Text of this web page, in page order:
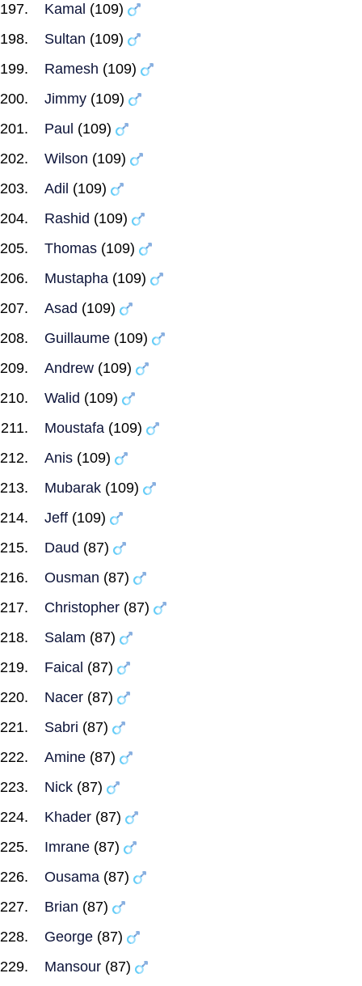
Kamal (109)
Sultan (109)
Ramesh (109)
Jimmy (109)
Paul (109)
Wilson (109)
Adil (109)
Rashid (109)
Thomas (109)
Mustapha (109)
Asad (109)
Guillaume (109)
Andrew (109)
Walid (109)
Moustafa (109)
Anis (109)
Mubarak (109)
Jeff (109)
Daud (87)
Ousman (87)
Christopher (87)
Salam (87)
Faical (87)
Nacer (87)
Sabri (87)
Amine (87)
Nick (87)
Khader (87)
Imrane (87)
Ousama (87)
Brian (87)
George (87)
Mansour (87)